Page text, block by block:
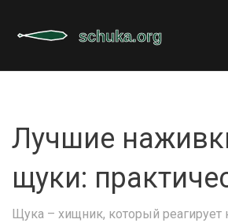
Лучшие
щуки:
Щука – хищник, который реагирует